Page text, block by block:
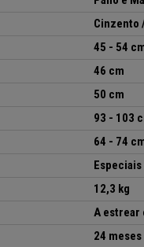
Cinzento
45 - 54
46 cm
50 cm
93 - 103
64 - 74
12,3 kg
A estrear
24 meses